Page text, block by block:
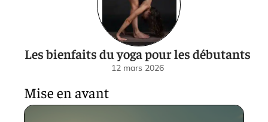
Les bienfaits du yoga pour les débutants
12 mars 2026
Mise en avant